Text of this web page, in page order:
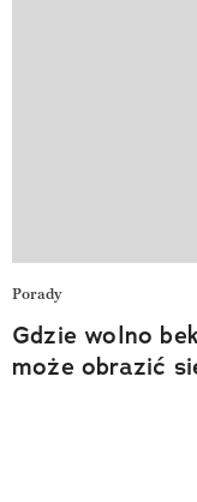
Porady
Gdzie wolno
może obrazić